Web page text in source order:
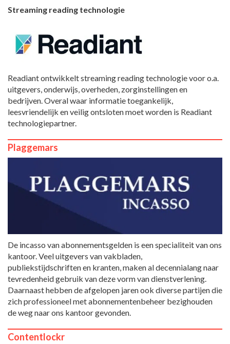
Streaming reading technologie
Readiant ontwikkelt streaming reading technologie voor o.a.
uitgevers, onderwijs, overheden, zorginstellingen en
bedrijven. Overal waar informatie toegankelijk,
leesvriendelijk en veilig ontsloten moet worden is Readiant
technologiepartner.
Plaggemars
De incasso van abonnementsgelden is een specialiteit van ons
kantoor. Veel uitgevers van vakbladen,
publiekstijdschriften en kranten, maken al decennialang naar
tevredenheid gebruik van deze vorm van dienstverlening.
Daarnaast hebben de afgelopen jaren ook diverse partijen die
zich professioneel met abonnementenbeheer bezighouden
de weg naar ons kantoor gevonden.
Contentlockr